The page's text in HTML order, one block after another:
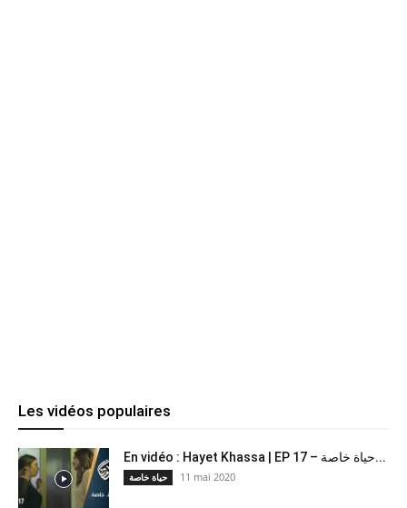
Les vidéos populaires
En vidéo : Hayet Khassa | EP 17 – حياة خاصة...
حياة خاصة 11 mai 2020